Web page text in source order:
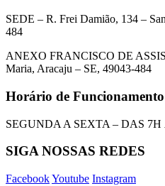
SEDE – R. Frei Damião, 134 –
484
ANEXO FRANCISCO DE
Maria, Aracaju – SE, 49043-484
Horário de Funcionamento
SEGUNDA A SEXTA – DAS 7H
SIGA NOSSAS REDES
FacebookYoutube Instagram